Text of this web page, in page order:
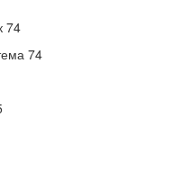
74
74